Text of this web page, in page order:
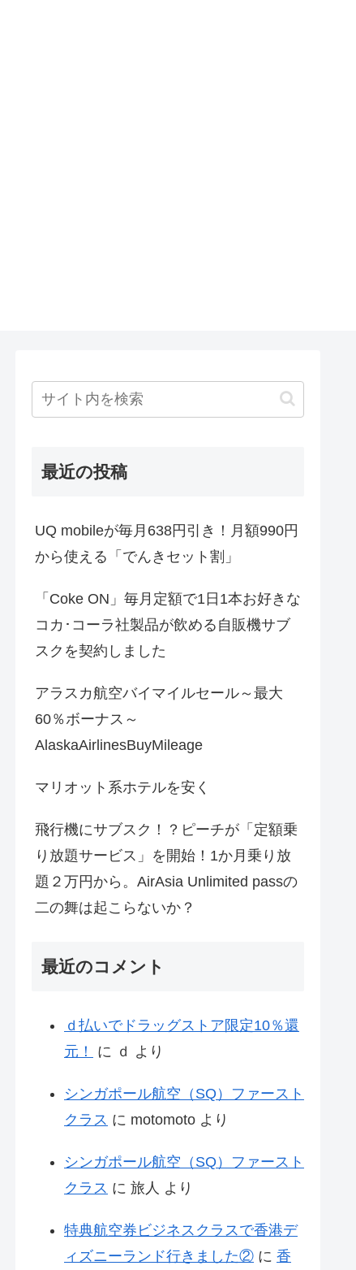
最近の投稿
UQ mobileが毎月638円引き！月額990円
から使える「でんきセット割」
「Coke ON」毎月定額で1日1本お好きな
コカ･コーラ社製品が飲める自販機サブ
スクを契約しました
アラスカ航空バイマイルセール～最大
60％ボーナス～
AlaskaAirlinesBuyMileage
マリオット系ホテルを安く
飛行機にサブスク！？ピーチが「定額乗
り放題サービス」を開始！1か月乗り放
題２万円から。AirAsia Unlimited passの
二の舞は起こらないか？
最近のコメント
ｄ払いでドラッグストア限定10％還
元！
に ｄ より
シンガポール航空（SQ）ファースト
クラス に motomoto より
シンガポール航空（SQ）ファースト
クラス に 旅人 より
特典航空券ビジネスクラスで香港デ
ィズニーランド行きました② に 香